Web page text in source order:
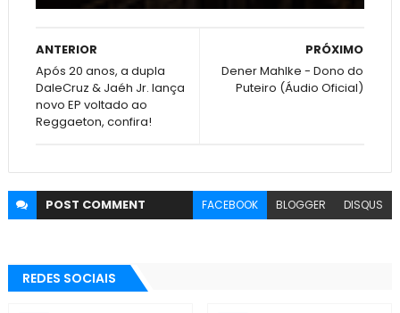
PRÓXIMO
Dener Mahlke - Dono do
Puteiro (Áudio Oficial)
ANTERIOR
Após 20 anos, a dupla
DaleCruz & Jaéh Jr. lança
novo EP voltado ao
Reggaeton, confira!
POST COMMENT FACEBOOK BLOGGER DISQUS
REDES SOCIAIS